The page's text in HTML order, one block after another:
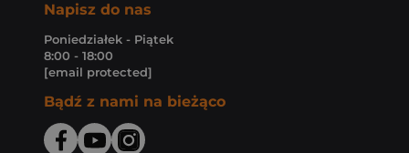
Napisz do nas
Poniedziałek - Piątek
8:00 - 18:00
[email protected]
Bądź z nami na bieżąco